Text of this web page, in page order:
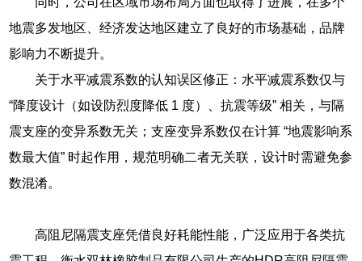
地震多发地区、经济发达地区建立了良好的市场基础，品牌
影响力不断提升。
关于水平减震系数的认知误区修正：水平减震系数仅与
“降度设计（如设防烈度降低 1 度）、抗震等级” 相关，与隔
震支座的变异系数无关；支座变异系数仅在计算 “地震影响系
数最大值” 时起作用，规范明确二者无关联，设计时需避免参
数混淆。
高阻尼隔震支座凭借良好耗能性能，广泛应用于各类抗